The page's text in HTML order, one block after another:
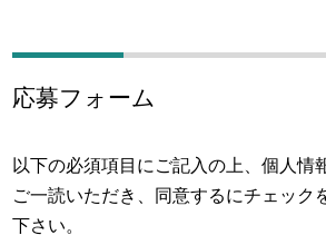
応募フォーム
以下の必須項目にご記入の上、個人情
ご一読いただき、同意するにチェック
下さい。